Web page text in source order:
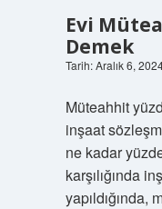
Evi
Demek
Tarih: Aralık 6,
Müteahhit
inşaat
ne kadar
karşılığında
yapıldığında,